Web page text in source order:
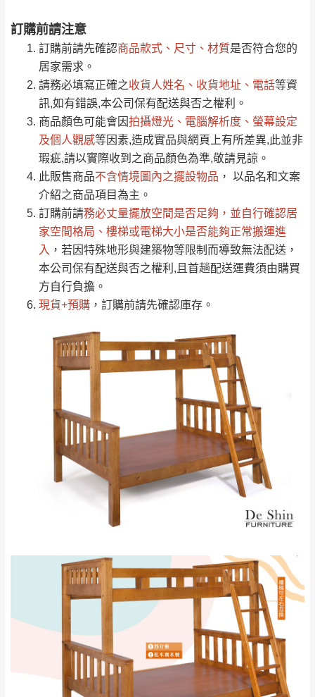
訂購前請注意
訂購前請先確認商品款式、尺寸、材質是否符合您的
居家需求。
請務必填寫正確之收貨人姓名、收貨地址、電話等資
訊,如有錯誤,本公司保有配送與否之權利。
商品顏色可能會因拍攝燈光、電腦解析度、螢幕設定
及個人觀感等因素,造成實品與網頁上有所差異,此並非
瑕疵,請以實際收到之商品顏色為準,敬請見諒。
此販售商品不含情境圖內之擺設物品 ， 以品名和文案
介紹之商品項目為主。
訂購前請務必丈量擺放空間是否足夠 ，並自行確認居
家空間格局、 樓梯或電梯大小是否能夠正常搬運進
入 ，若因特殊地形與建築物等限制而導致無法配送，
本公司保有配送與否之權利,且首趟配送運費須由購買
方自行負擔。
現貨+預購 ，訂購前請先確認庫存。
運 費 說 明
運送地區 運送費用
偏遠地區
（請先線上詢問 LINE
→@dershin ）
桃園
免 運
＊A108產品另收運費
復興鄉
新竹
峨眉鄉、五峰鄉、
橫山、北埔鄉、尖
石鄉、寶山鄉山
區、新埔山區、芎
台北
新北
雙溪、貢寮、烏
來、平溪、九份、
石門、林口 下福
里、新店山區、三
峽山區、石碇、坪
林、福隆、淡水山
區、北投湖山路、
基隆
$ 9,000以上：免
$ 9,000以下：
NT$500元
＊A108產品另收運費
基隆山區
苗栗
$ 9,000以上：免
運費
$ 9,000以下：
NT$500元
卓蘭鎮、三灣、通
霄山區、西湖、泰
安鄉、大湖鄉、頭
屋、獅潭鄉
注意事項：
由於品項繁多，網頁無法及時更新，如有需
要購買商品，請於出發前來電或到「官方
Line客服」來信確認商品是否有「現貨」與
「金額」。
若商品價格或庫存有異常，商家有權取消訂
單。部分網路商品恕無法更改原設計或客製，敬請
見諒！
接單後二日內(不含例假日)，我們客服會與您
電話聯絡或E-Mail通知確認訂單。
（線上客
服 LINE → @dershin）
下單前先詢問是否現貨 ，若未詢問下單後無
現貨我們客服會再來電或E-Mail與您聯絡
（洽詢方式請搜尋 Line ID →
地區恕無法提供運送 (詳見運送規章)。
苗栗至基隆；其它地區暫不開放，如因特殊
地型限制(山區、鄉、鎮、村)、樓梯太小、無
法搬運上樓等因素，導致無法配送，本公司
保有出貨的權利。
保護物流人員的工作安全，賣家無提供吊掛
服務，若需以吊車或其他的吊掛方式吊運，
快速到貨商品，無法指定特定時間送達，司
機當天到貨前皆會再與您通知，讓你不用整
天在家等貨，以節省您的寶貴時間。
由於百貨公司配送較為不易，故暫無法配送
至百貨公司內部。
發票寄送：
若您選擇三聯式或索取兩聯式發票，發票將於商品
0/5 (0)筆
全部 依評論高至低排列
依評論低至高排列 只顯示附上圖片
只顯示附上評論